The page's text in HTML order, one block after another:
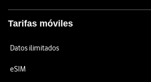
Tarifas móviles
Datos ilimitados
eSIM